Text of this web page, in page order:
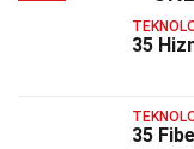
35
35